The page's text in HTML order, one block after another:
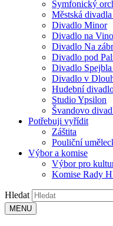
Symfonický
Městská divadla
Divadlo Minor
Divadlo na
Divadlo Na
Divadlo pod
Divadlo
Divadlo v
Hudební
Studio Ypsilon
Švandovo
Potřebuji vyřídit
Záštita
Pouliční
Výbor a komise
Výbor pro
Komise Rady
Hledat
MENU